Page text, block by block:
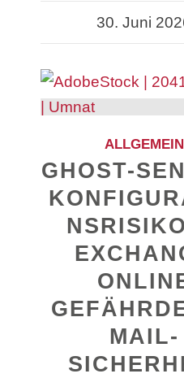
30. Juni
ALLGEMEIN
GHOST-
MAIL-